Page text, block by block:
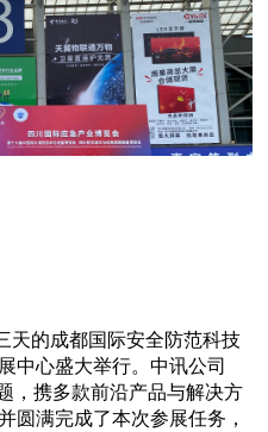
天的成都国际安全防范科技
中心盛大举行。中讯公司
，携多款前沿产品与解决方
圆满完成了本次参展任务，